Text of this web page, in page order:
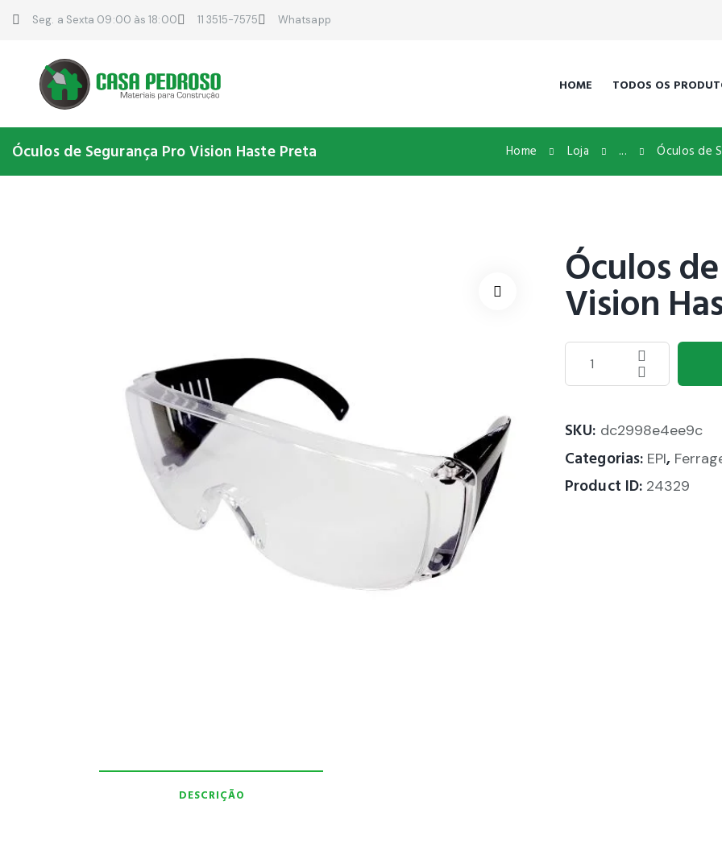
Seg. a Sexta 09:00 às 18:00 11 3515-7575 Whatsapp
HOME TODOS OS
Óculos de Segurança Pro Vision Haste Preta Home Loja ... Óculos de
Óculos
Vision
SKU: dc2998e4ee9c
Categorias: EPI,
Product ID: 24329
DESCRIÇÃO